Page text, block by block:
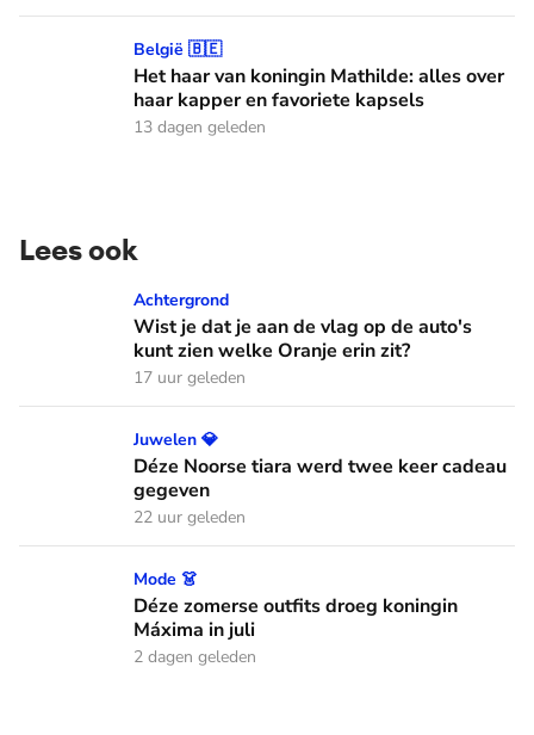
Het haar van koningin Mathilde: alles over haar kapper en
België 🇧🇪
Het haar van koningin Mathilde: alles over
haar kapper en favoriete kapsels
13 dagen geleden
Lees ook
Wist je dat je aan de vlag op de auto's kunt zien welke
Achtergrond
Wist je dat je aan de vlag op de auto's
kunt zien welke Oranje erin zit?
17 uur geleden
Déze Noorse tiara werd twee keer cadeau gegeven
Juwelen 💎
Déze Noorse tiara werd twee keer cadeau
gegeven
22 uur geleden
Déze zomerse outfits droeg koningin Máxima in juli
Mode 👗
Déze zomerse outfits droeg koningin
Máxima in juli
2 dagen geleden